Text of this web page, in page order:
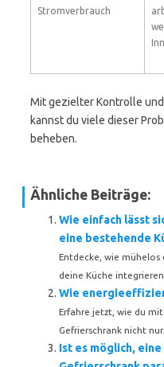
Stromverbrauch
Mit gezielter Kontrolle
kannst du viele dieser
beheben.
Ähnliche Beiträge:
Wie einfach lässt
eine bestehende
Entdecke, wie mühelos
deine Küche
Wie
Erfahre jetzt, wie du
Gefrierschrank nicht nur...
Ist es möglich,